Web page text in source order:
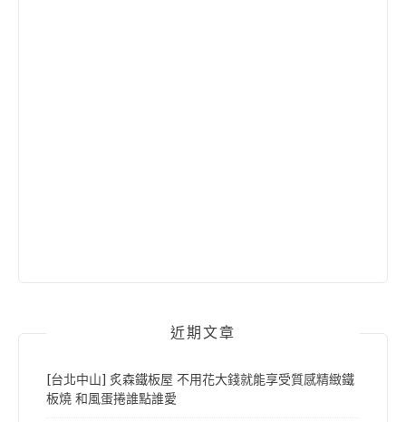
近期文章
[台北中山] 炙森鐵板屋 不用花大錢就能享受質感精緻鐵
板燒 和風蛋捲誰點誰愛